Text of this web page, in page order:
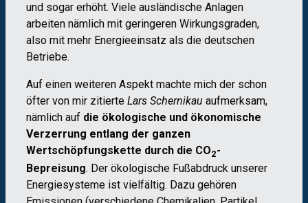
und sogar erhöht. Viele ausländische Anlagen
arbeiten nämlich mit geringeren Wirkungsgraden,
also mit mehr Energieeinsatz als die deutschen
Betriebe.
Auf einen weiteren Aspekt machte mich der schon
öfter von mir zitierte Lars Schernikau aufmerksam,
nämlich auf die ökologische und ökonomische
Verzerrung entlang der ganzen
Wertschöpfungskette durch die CO2-
Bepreisung. Der ökologische Fußabdruck unserer
Energiesysteme ist vielfältig. Dazu gehören